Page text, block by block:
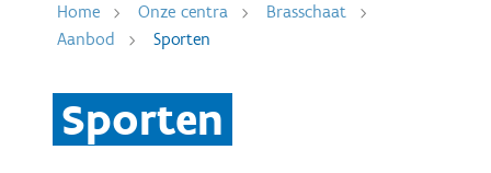
Home Onze centra
Brasschaat
Aanbod
Sporten
Sporten